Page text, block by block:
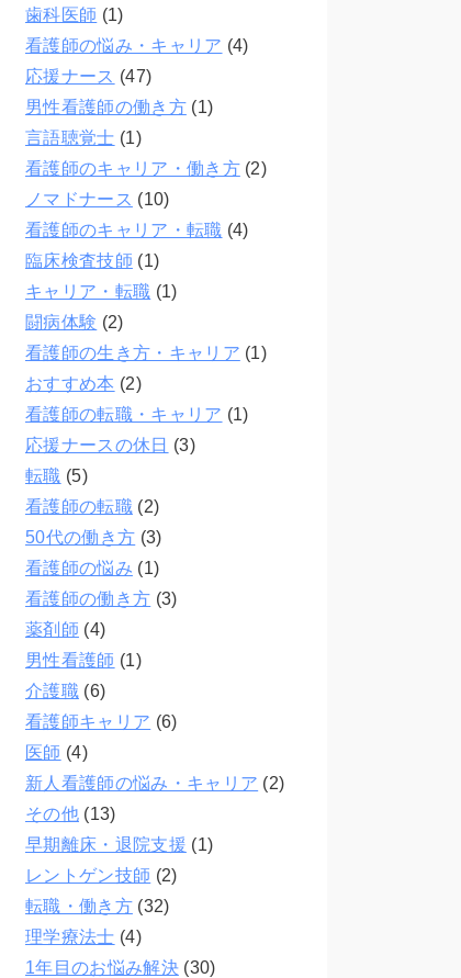
歯科医師 (1)
看護師の悩み・キャリア (4)
応援ナース (47)
男性看護師の働き方(1)
言語聴覚士 (1)
看護師のキャリア・働き方(2)
ノマドナース (10)
看護師のキャリア・転職 (4)
臨床検査技師 (1)
キャリア・転職 (1)
闘病体験 (2)
看護師の生き方・キャリア (1)
おすすめ本 (2)
看護師の転職・キャリア (1)
応援ナースの休日 (3)
転職 (5)
看護師の転職(2)
50代の働き方 (3)
看護師の悩み (1)
看護師の働き方 (3)
薬剤師 (4)
男性看護師 (1)
介護職(6)
看護師キャリア (6)
医師 (4)
新人看護師の悩み・キャリア (2)
その他(13)
早期離床・退院支援 (1)
レントゲン技師 (2)
転職・働き方(32)
理学療法士 (4)
1年目のお悩み解決(30)